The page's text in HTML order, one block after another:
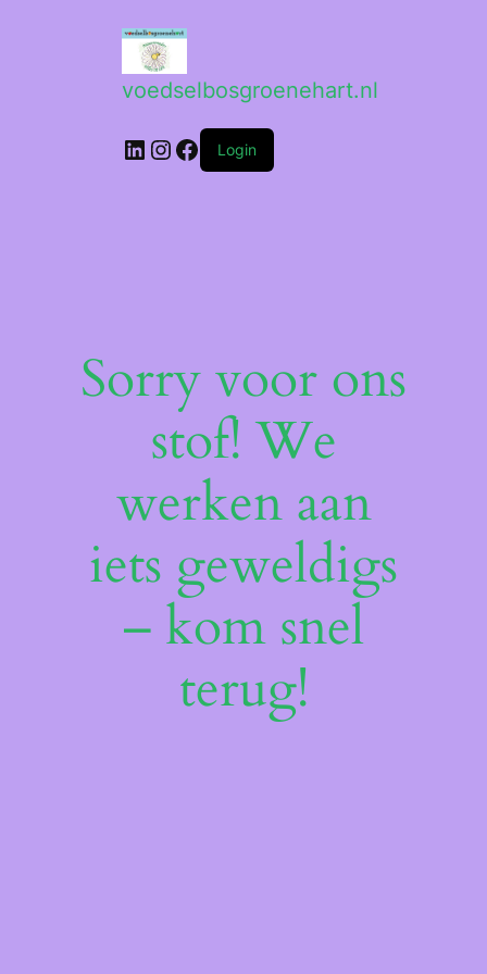
voedselbosgroenehart.nl
LinkedIn
Instagram
Facebook
Login
Sorry voor ons
stof! We
werken aan
iets geweldigs
– kom snel
terug!